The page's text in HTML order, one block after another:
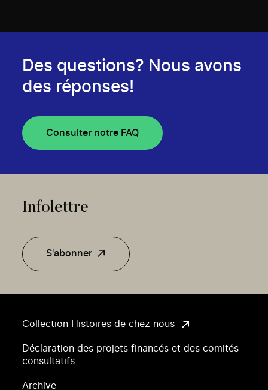
Collection Histoires de chez nous
Déclaration des projets financés et des comités
consultatifs
Archive
Des questions? Nous avons
des réponses!
Consulter notre FAQ
Infolettre
S'abonner